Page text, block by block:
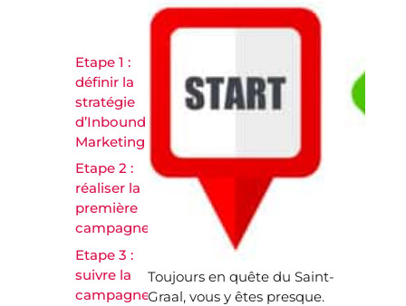
Etape 1 :
définir la
stratégie
d’Inbound
Marketing
Etape 2 :
réaliser la
première
campagne
Etape 3 :
suivre la
campagne
Toujours en quête du Saint-
Graal, vous y êtes presque.